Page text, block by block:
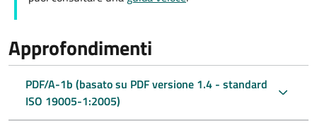
Approfondimenti
PDF/A-1b (basato su PDF versione 1.4 - standard
ISO 19005-1:2005)